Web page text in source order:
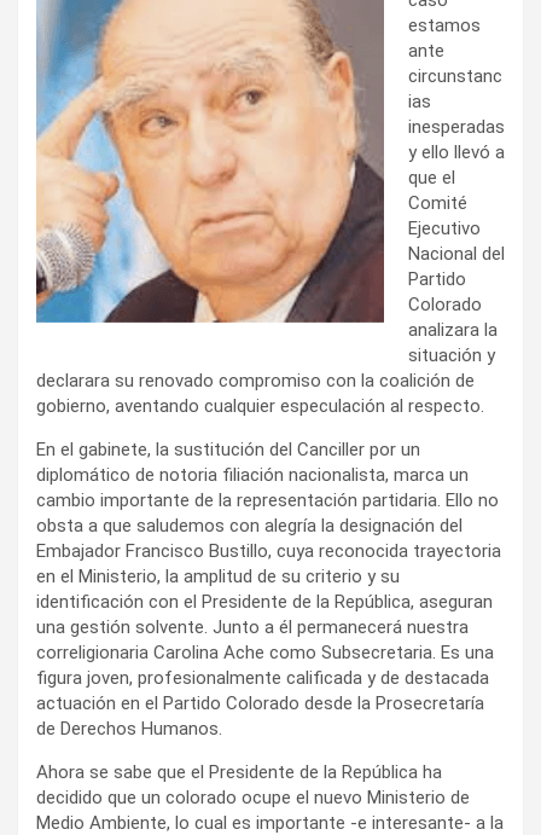
estamos
ante
circunstanc
ias
inesperadas
y ello llevó a
que el
Comité
Ejecutivo
Nacional del
Partido
Colorado
analizara la
situación y
declarara su renovado compromiso con la coalición de
gobierno, aventando cualquier especulación al respecto.
En el gabinete, la sustitución del Canciller por un
diplomático de notoria filiación nacionalista, marca un
cambio importante de la representación partidaria. Ello no
obsta a que saludemos con alegría la designación del
Embajador Francisco Bustillo, cuya reconocida trayectoria
en el Ministerio, la amplitud de su criterio y su
identificación con el Presidente de la República, aseguran
una gestión solvente. Junto a él permanecerá nuestra
correligionaria Carolina Ache como Subsecretaria. Es una
figura joven, profesionalmente calificada y de destacada
actuación en el Partido Colorado desde la Prosecretaría
de Derechos Humanos.
Ahora se sabe que el Presidente de la República ha
decidido que un colorado ocupe el nuevo Ministerio de
Medio Ambiente, lo cual es importante -e interesante- a la